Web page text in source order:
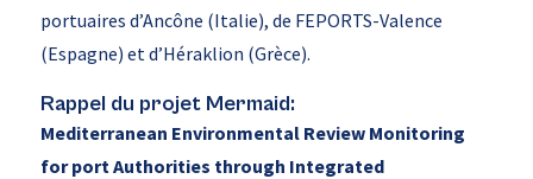
portuaires d’Ancône (Italie), de FEPORTS-Valence
(Espagne) et d’Héraklion (Grèce).
Rappel du projet Mermaid:
Mediterranean Environmental Review Monitoring
for port Authorities through Integrated